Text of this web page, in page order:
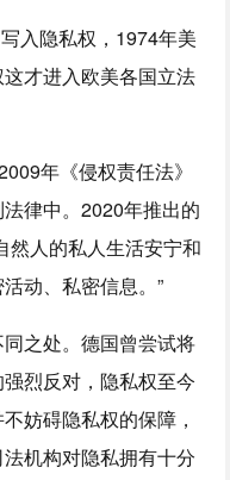
入隐私权，1974年美
才进入欧美各国立法
年《侵权责任法》
律中。2020年推出的
然人的私人生活安宁和
动、私密信息。”
之处。德国曾尝试将
烈反对，隐私权至今
妨碍隐私权的保障，
机构对隐私拥有十分